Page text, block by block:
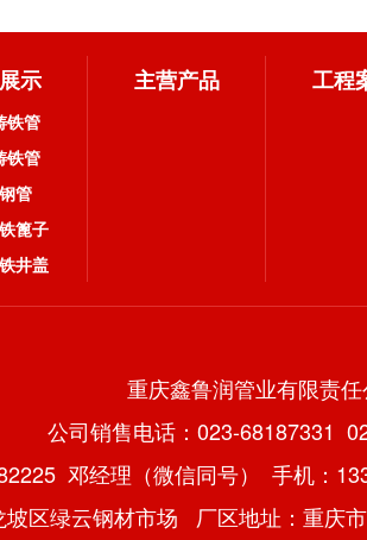
示
铁管
铁管
管
篦子
井盖
主营产品 工程
重庆鑫鲁润管业有限责任
公司销售电话：023-68187331
邓经理（微信同号） 手机：
区绿云钢材市场 厂区地址：重庆